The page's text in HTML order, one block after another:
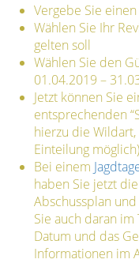
Vergebe Sie
Wählen Sie Ihr
gelten soll
Wählen Sie den
01.04.2019 –
Jetzt können Sie
entsprechenden
hierzu die Wildart,
Einteilung
Bei einem
haben Sie jetzt
Abschussplan
Sie auch daran
Datum und das
Informationen im